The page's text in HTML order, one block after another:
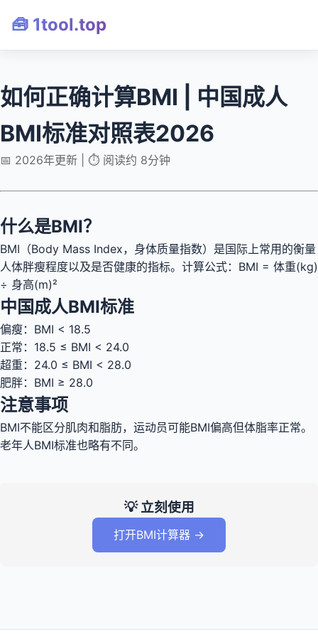
🧰 1tool.top
如何正确计算BMI | 中国成人
BMI标准对照表2026
📅 2026年更新 | ⏱️ 阅读约 8分钟
什么是BMI？
BMI（Body Mass Index，身体质量指数）是国际上常用的衡量
人体胖瘦程度以及是否健康的指标。计算公式：BMI = 体重(kg)
÷ 身高(m)²
中国成人BMI标准
偏瘦：BMI < 18.5
正常：18.5 ≤ BMI < 24.0
超重：24.0 ≤ BMI < 28.0
肥胖：BMI ≥ 28.0
注意事项
BMI不能区分肌肉和脂肪，运动员可能BMI偏高但体脂率正常。
老年人BMI标准也略有不同。
💡 立刻使用
打开BMI计算器 →